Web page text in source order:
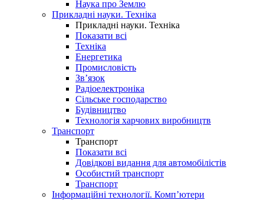
Наука про Землю
Прикладні науки. Техніка
Прикладні науки. Техніка
Показати всі
Техніка
Енергетика
Промисловість
Зв’язок
Радіоелектроніка
Сільське господарство
Будівництво
Технологія харчових виробництв
Транспорт
Транспорт
Показати всі
Довідкові видання для автомобілістів
Особистий транспорт
Транспорт
Інформаційні технології. Комп’ютери